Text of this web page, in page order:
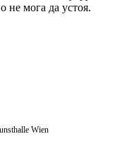
не мога да устоя.
Wien